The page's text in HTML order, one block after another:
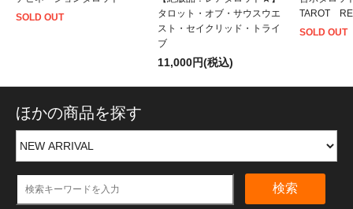
SOLD OUT
タロット・オブ・サウスウエ
スト・セイクリッド・トライ
ブ
11,000円(税込)
TAROT
SOLD OUT
ほかの商品を探す
検索